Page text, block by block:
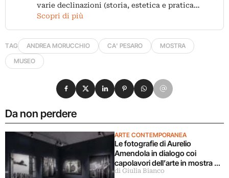
varie declinazioni (storia, estetica e pratica…
Scopri di più
TAG ANDREA MORUCCHIO CA' PESARO
MOSTRA
MUSEO
Da non perdere
ARTE CONTEMPORANEA
Le fotografie di Aurelio
Amendola in dialogo coi
capolavori dell’arte in mostra a
Milano
di Giulia Bianco
Condividi su Facebook
Condividi su X
Condividi su LinkedIn
Condividi su Pinterest
Condividi su WhatsApp
Condividi su Email